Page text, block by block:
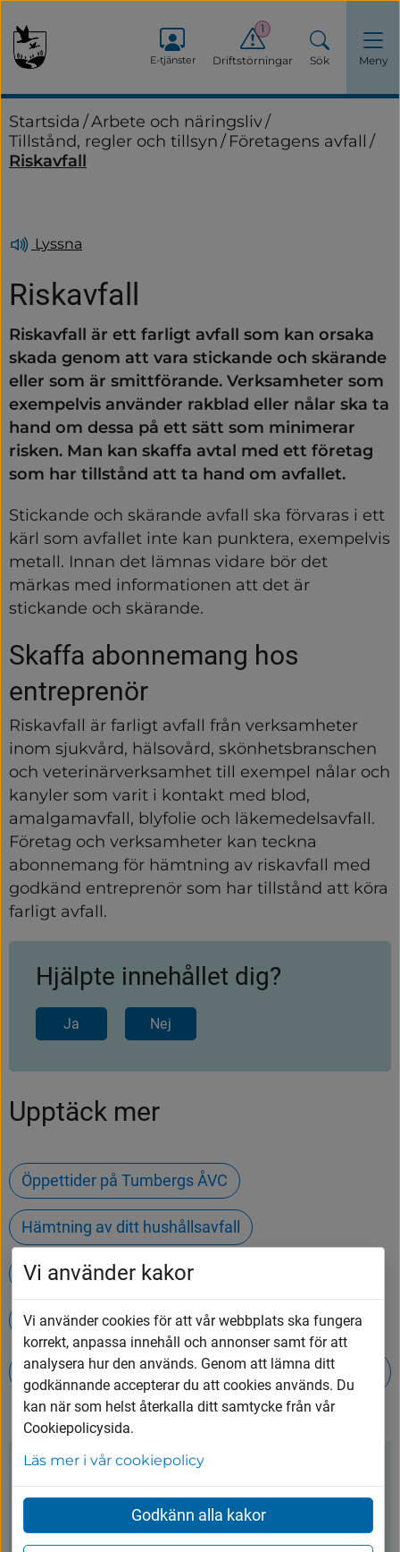
E-tjänster Driftstörningar
1
Sök Meny
Startsida /Arbete och näringsliv/
Tillstånd, regler och tillsyn/ Företagens avfall /
Riskavfall
Lyssna
Riskavfall
Riskavfall är ett farligt avfall som kan orsaka
skada genom att vara stickande och skärande
eller som är smittförande. Verksamheter som
exempelvis använder rakblad eller nålar ska ta
hand om dessa på ett sätt som minimerar
risken. Man kan skaffa avtal med ett företag
som har tillstånd att ta hand om avfallet.
Stickande och skärande avfall ska förvaras i ett
kärl som avfallet inte kan punktera, exempelvis
metall. Innan det lämnas vidare bör det
märkas med informationen att det är
stickande och skärande.
Skaffa abonnemang hos
entreprenör
Riskavfall är farligt avfall från verksamheter
inom sjukvård, hälsovård, skönhetsbranschen
och veterinärverksamhet till exempel nålar och
kanyler som varit i kontakt med blod,
amalgamavfall, blyfolie och läkemedelsavfall.
Företag och verksamheter kan teckna
abonnemang för hämtning av riskavfall med
godkänd entreprenör som har tillstånd att köra
farligt avfall.
Hjälpte innehållet dig?
Ja Nej
Upptäck mer
Öppettider på Tumbergs ÅVC
Hämtning av ditt hushållsavfall
Kontakta oss Avfall och återvinning
Sotning och brandskydd
IT, personalavdelningen, ekonomi, kansli och
kommunledningskontor
Kontakt
Vårgårda kommun
Vi använder kakor
Vi använder cookies för att vår webbplats ska fungera
korrekt, anpassa innehåll och annonser samt för att
analysera hur den används. Genom att lämna ditt
godkännande accepterar du att cookies används. Du
kan när som helst återkalla ditt samtycke från vår
Cookiepolicysida.
Läs mer i vår cookiepolicy
Godkänn alla kakor